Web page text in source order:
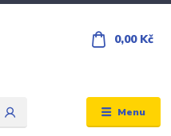
Menu
0,00 Kč